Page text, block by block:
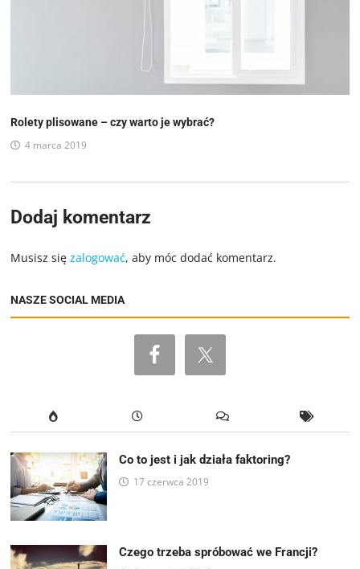
Rolety plisowane – czy warto je wybrać?
4 marca 2019
Dodaj komentarz
Musisz sięzalogować, aby móc dodać komentarz.
NASZE SOCIAL MEDIA
Co to jest i jak działa faktoring?
17 czerwca 2019
Czego trzeba spróbować we Francji?